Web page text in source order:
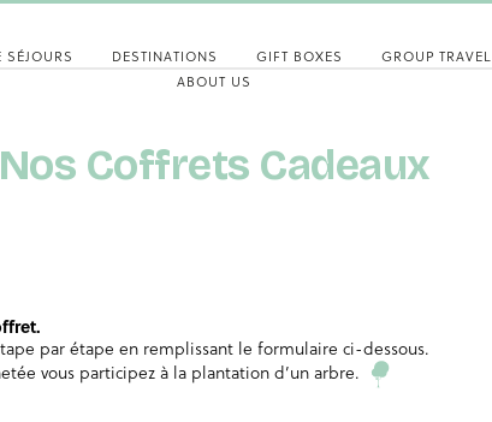
SÉJOURS DESTINATIONS GIFT BOXES
GROUP TRAVEL
ABOUT US
Nos Coffrets Cadeaux
par étape en remplissant le formulaire ci-dessous.
vous participez à la plantation d’un arbre.